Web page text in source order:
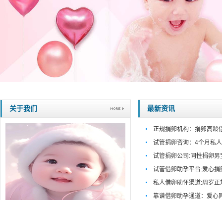
关于我们 最新资讯
正规捐卵机构：捐卵高龄
试管捐卵咨询：4个月私
试管捐卵公司:同性捐卵
试管借卵助孕平台:爱心
私人借卵助怀渠道:周岁
靠谱借卵助孕通道：爱心